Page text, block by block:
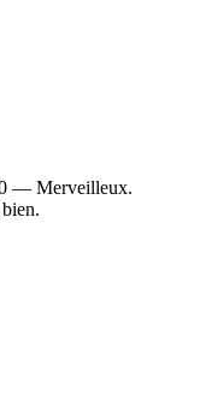
— Merveilleux.